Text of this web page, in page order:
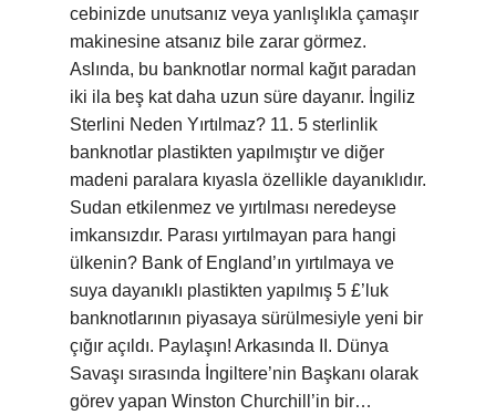
cebinizde unutsanız veya yanlışlıkla çamaşır
makinesine atsanız bile zarar görmez.
Aslında, bu banknotlar normal kağıt paradan
iki ila beş kat daha uzun süre dayanır. İngiliz
Sterlini Neden Yırtılmaz? 11. 5 sterlinlik
banknotlar plastikten yapılmıştır ve diğer
madeni paralara kıyasla özellikle dayanıklıdır.
Sudan etkilenmez ve yırtılması neredeyse
imkansızdır. Parası yırtılmayan para hangi
ülkenin? Bank of England’ın yırtılmaya ve
suya dayanıklı plastikten yapılmış 5 £’luk
banknotlarının piyasaya sürülmesiyle yeni bir
çığır açıldı. Paylaşın! Arkasında II. Dünya
Savaşı sırasında İngiltere’nin Başkanı olarak
görev yapan Winston Churchill’in bir…